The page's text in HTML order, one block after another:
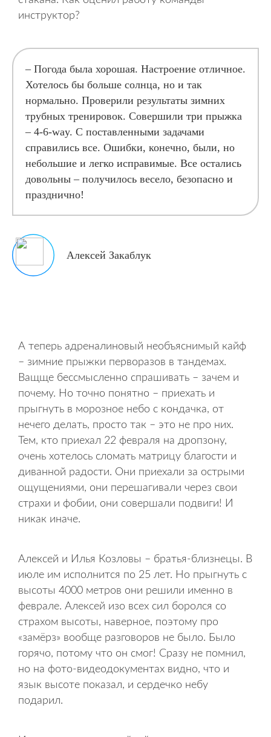
инструктор?
– Погода была хорошая. Настроение отличное.
Хотелось бы больше солнца, но и так
нормально. Проверили результаты зимних
трубных тренировок. Совершили три прыжка
– 4-6-way. С поставленными задачами
справились все. Ошибки, конечно, были, но
небольшие и легко исправимые. Все остались
довольны – получилось весело, безопасно и
празднично!
Алексей Закаблук
А теперь адреналиновый необъяснимый кайф
– зимние прыжки перворазов в тандемах.
Ващще бессмысленно спрашивать – зачем и
почему. Но точно понятно – приехать и
прыгнуть в морозное небо с кондачка, от
нечего делать, просто так – это не про них.
Тем, кто приехал 22 февраля на дропзону,
очень хотелось сломать матрицу благости и
диванной радости. Они приехали за острыми
ощущениями, они перешагивали через свои
страхи и фобии, они совершали подвиги! И
никак иначе.
Алексей и Илья Козловы – братья-близнецы. В
июле им исполнится по 25 лет. Но прыгнуть с
высоты 4000 метров они решили именно в
феврале. Алексей изо всех сил боролся со
страхом высоты, наверное, поэтому про
«замёрз» вообще разговоров не было. Было
горячо, потому что он смог! Сразу не помнил,
но на фото-видеодокументах видно, что и
язык высоте показал, и сердечко небу
подарил.